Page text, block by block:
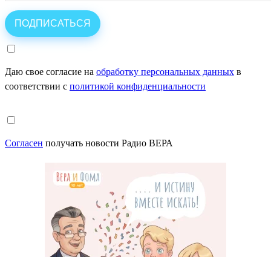
Даю свое согласие на обработку персональных данных в
соответствии с политикой конфиденциальности
Согласен получать новости Радио ВЕРА